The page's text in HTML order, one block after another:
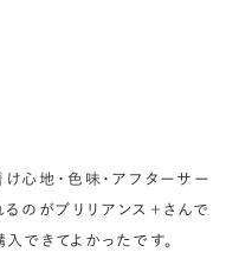
心地・色味・アフターサー
のがブリリアンス＋さんで
できてよかったです。